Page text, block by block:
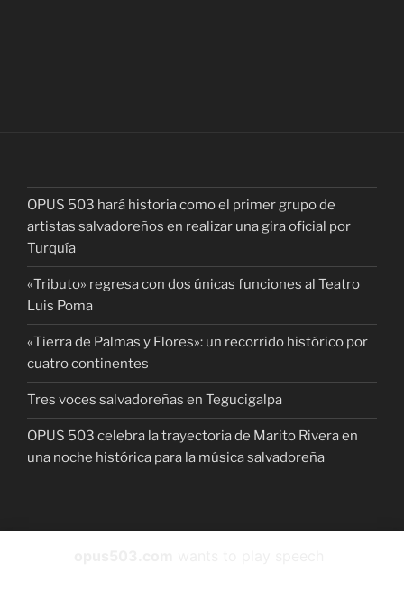
OPUS 503 hará historia como el primer grupo de
artistas salvadoreños en realizar una gira oficial por
Turquía
«Tributo» regresa con dos únicas funciones al Teatro
Luis Poma
«Tierra de Palmas y Flores»: un recorrido histórico por
cuatro continentes
Tres voces salvadoreñas en Tegucigalpa
OPUS 503 celebra la trayectoria de Marito Rivera en
una noche histórica para la música salvadoreña